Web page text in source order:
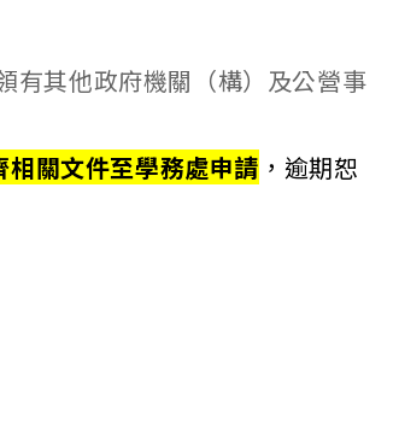
有其他政府機關（構）及公營事
關文件至學務處申請 ，逾期恕